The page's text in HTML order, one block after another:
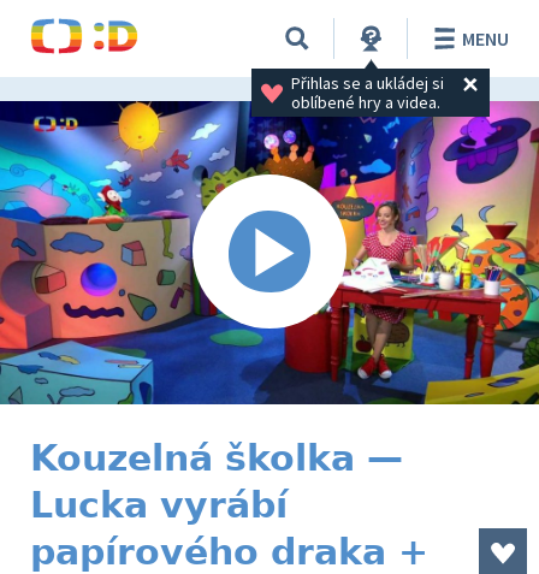
Přihlas se a ukládej si
oblíbené hry a videa.
MENU
Kouzelná školka —
Lucka vyrábí
papírového draka +